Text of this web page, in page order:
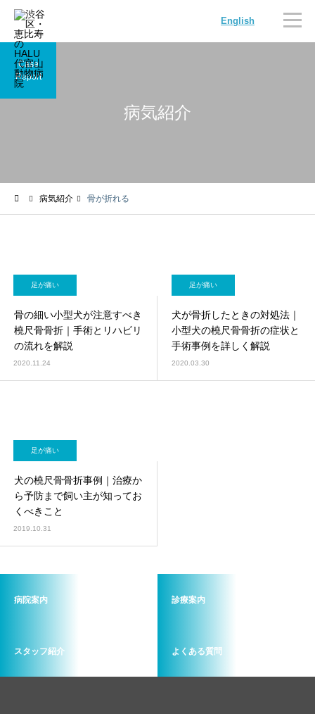
English
画像診断科 軟部外科
病気紹介
Case
Report
病気紹介 骨が折れる
足が痛い
骨の細い小型犬が注意すべき
橈尺骨骨折｜手術とリハビリ
の流れを解説
2020.11.24
足が痛い
犬が骨折したときの対処法｜
小型犬の橈尺骨骨折の症状と
手術事例を詳しく解説
2020.03.30
足が痛い
犬の橈尺骨骨折事例｜治療か
ら予防まで飼い主が知ってお
くべきこと
2019.10.31
病院案内 診療案内
スタッフ紹介 よくある質問